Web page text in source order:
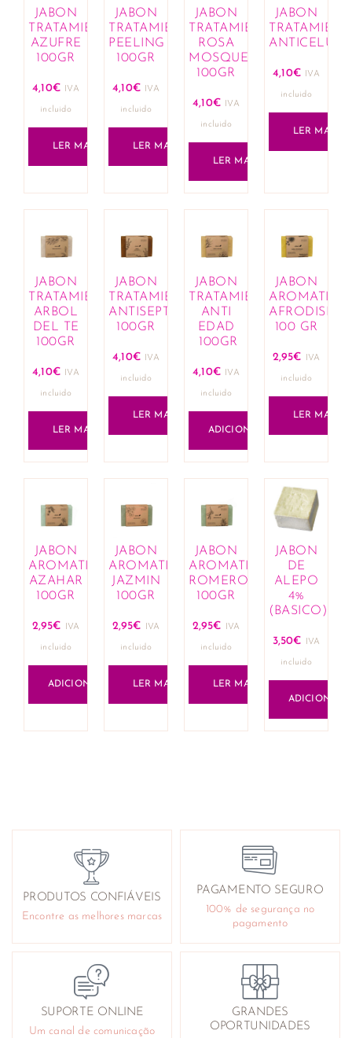
JABON
TRATAMIENTO
AZUFRE
100GR
4,10€ IVA
incluido
LER MAIS
JABON
TRATAMIENTO
PEELING
100GR
4,10€ IVA
incluido
LER MAIS
JABON
TRATAMIENTO
ROSA
MOSQUETA
100GR
4,10€ IVA
incluido
LER MAIS
JABON
4,10€ IVA
incluido
LER MAIS
JABON
TRATAMIENTO
ARBOL
DEL TE
100GR
4,10€ IVA
incluido
LER MAIS
JABON
TRATAMIENTO
ANTISEPTICO
100GR
4,10€ IVA
incluido
LER MAIS
JABON
TRATAMIENTO
ANTI
EDAD
100GR
4,10€ IVA
incluido
ADICIONAR
JABON
AROMATICO
100 GR
2,95€ IVA
incluido
LER MAIS
JABON
AROMATICO
AZAHAR
100GR
2,95€ IVA
incluido
ADICIONAR
JABON
AROMATICO
JAZMIN
100GR
2,95€ IVA
incluido
LER MAIS
JABON
AROMATICO
ROMERO
100GR
2,95€ IVA
incluido
LER MAIS
JABON
DE
ALEPO
4%
(BASICO)
3,50€ IVA
incluido
ADICIONAR
PRODUTOS CONFIÁVEIS
Encontre as melhores marcas
PAGAMENTO SEGURO
100% de segurança no
pagamento
SUPORTE ONLINE
Um canal de comunicação
GRANDES
OPORTUNIDADES